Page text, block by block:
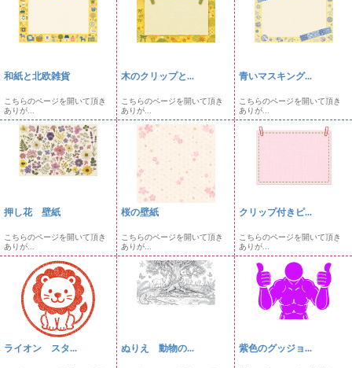
和紙と北欧雑貨
こちらのページを開いて頂き
ありが...
木のクリップと...
こちらのページを開いて頂き
ありが...
青いマスキング...
こちらのページを開いて頂き
ありが...
押し花 壁紙
こちらのページを開いて頂き
ありが...
桜の壁紙
こちらのページを開いて頂き
ありが...
クリップ付きピ...
こちらのページを開いて頂き
ありが...
ライオン スタ... ぬりえ 動物の... 紫色のグッジョ...